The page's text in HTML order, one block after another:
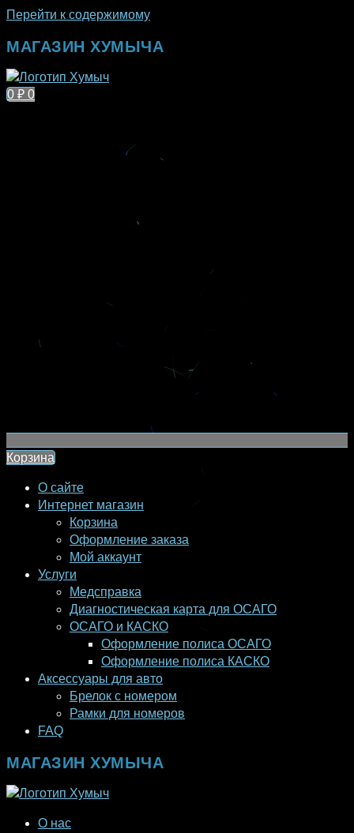
Перейти к содержимому
МАГАЗИН ХУМЫЧА
0 ₽ 0
Корзина
О сайте
Интернет магазин
Корзина
Оформление заказа
Мой аккаунт
Услуги
Медсправка
Диагностическая карта для ОСАГО
ОСАГО и КАСКО
Оформление полиса ОСАГО
Оформление полиса КАСКО
Аксессуары для авто
Брелок с номером
Рамки для номеров
FAQ
МАГАЗИН ХУМЫЧА
О нас